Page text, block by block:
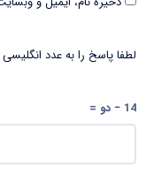
لطفا پاسخ را به عدد انگلیسی
14 − دو =